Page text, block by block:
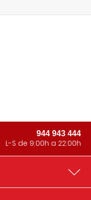
944 943 444
L-S de 9:00h a 22:00h